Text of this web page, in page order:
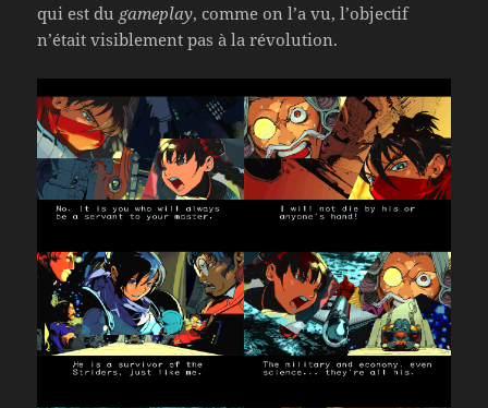
qui est du gameplay, comme on l’a vu, l’objectif
n’était visiblement pas à la révolution.